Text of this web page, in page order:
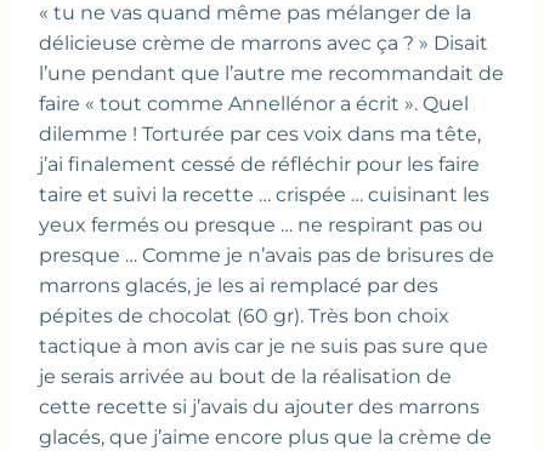
« tu ne vas quand même pas mélanger de la
délicieuse crème de marrons avec ça ? » Disait
l’une pendant que l’autre me recommandait de
faire « tout comme Annellénor a écrit ». Quel
dilemme ! Torturée par ces voix dans ma tête,
j’ai finalement cessé de réfléchir pour les faire
taire et suivi la recette … crispée … cuisinant les
yeux fermés ou presque … ne respirant pas ou
presque … Comme je n’avais pas de brisures de
marrons glacés, je les ai remplacé par des
pépites de chocolat (60 gr). Très bon choix
tactique à mon avis car je ne suis pas sure que
je serais arrivée au bout de la réalisation de
cette recette si j’avais du ajouter des marrons
glacés, que j’aime encore plus que la crème de